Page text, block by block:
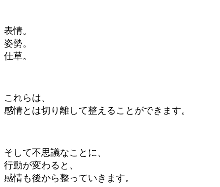
表情。
姿勢。
仕草。
これらは、
感情とは切り離して整えることができます。
そして不思議なことに、
行動が変わると、
感情も後から整っていきます。